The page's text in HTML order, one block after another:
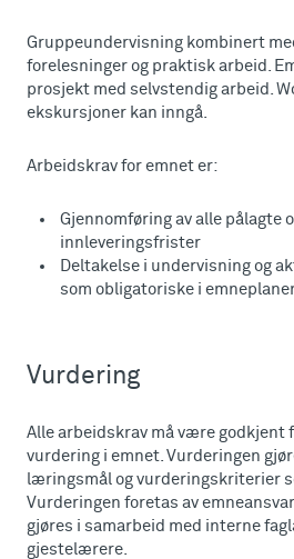
Gruppeundervisning kombinert
forelesninger og praktisk arbeid.
prosjekt med selvstendig arbeid.
ekskursjoner kan inngå.
Arbeidskrav for emnet er:
Gjennomføring av alle pålagte
innleveringsfrister
Deltakelse i undervisning og
som obligatoriske i
Vurdering
Alle arbeidskrav må være godkjent
vurdering i emnet. Vurderingen
læringsmål og vurderingskriterier
Vurderingen foretas av
gjøres i samarbeid med interne
gjestelærere.